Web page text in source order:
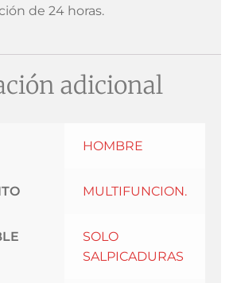
de 24 horas.
adicional
HOMBRE
MULTIFUNCION.
SOLO
SALPICADURAS